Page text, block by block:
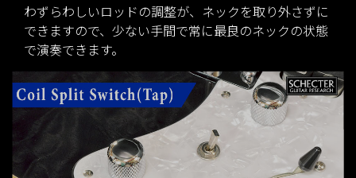
わずらわしいロッドの調整が、ネックを取り外さずに
できますので、少ない手間で常に最良のネックの状態
で演奏できます。